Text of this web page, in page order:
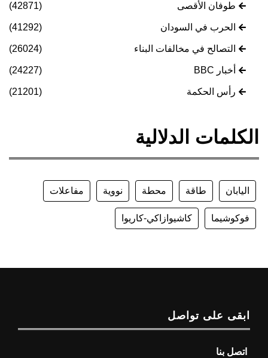
طوفان الأقصى (42871)
الحرب في السودان (41292)
التصالح في مخالفات البناء (26024)
أخبار BBC (24227)
رأس الحكمة (21201)
الكلمات الدلالية
اليابان طاقة محطة نووية مفاعلات
فوكوشيما كاشيوازاكي-كاريوا
ابقى على تواصل
اتصل بنا